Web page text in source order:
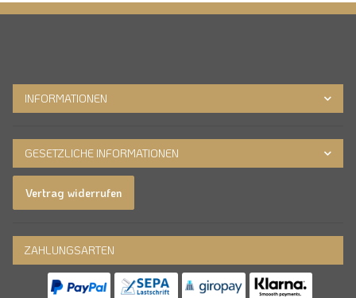
INFORMATIONEN
GESETZLICHE INFORMATIONEN
Vertrag widerrufen
ZAHLUNGSARTEN